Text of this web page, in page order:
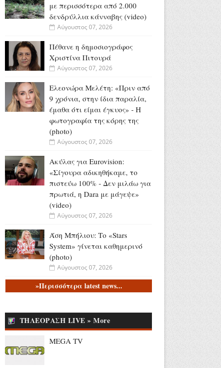
με περισσότερα από 2.000
δενδρύλλια κάνναβης (video)
Αύγουστος 07, 2026
Πέθανε η δημοσιογράφος
Χριστίνα Πιτουρά
Αύγουστος 07, 2026
Ελεονώρα Μελέτη: «Πριν από
9 χρόνια, στην ίδια παραλία,
έμαθα ότι είμαι έγκυος» - Η
φωτογραφία της κόρης της
(photo)
Αύγουστος 07, 2026
Ακύλας για Eurovision:
«Σίγουρα αδικηθήκαμε, το
πιστεύω 100% - Δεν μιλάω για
πρωτιά, η Dara με μάγεψε»
(video)
Αύγουστος 07, 2026
Άση Μπήλιου: Το «Stars
System» γίνεται καθημερινό
(photo)
Αύγουστος 07, 2026
Συνελήφθη 31χρονος στη
απόπειρα που τελέστηκαν
στην Ελλάδα (video)
Αύγουστος 07, 2026
»Περισσότερα latest news...
ΤΗΛΕΟΡΑΣΗ LIVE » More
MEGA TV